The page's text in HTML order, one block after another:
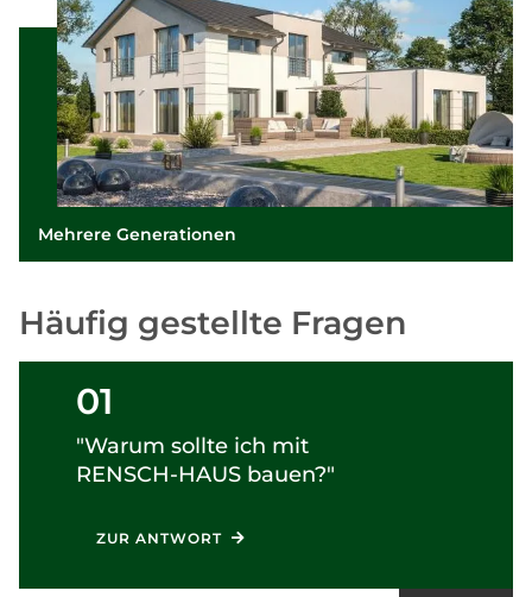
Mehrere Generationen
Häufig gestellte Fragen
01
"Warum sollte ich mit
RENSCH-HAUS bauen?"
ZUR ANTWORT